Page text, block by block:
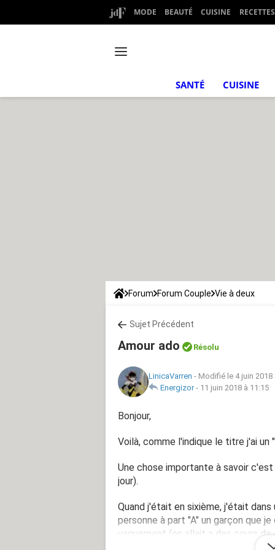
MODE BEAUTÉ CUISINE RECETTES
SANTÉ CUISINE
Forum Forum Couple Vie à deux
Sujet Précédent
Amour ado Résolu
LinicaVarren - Modifié le 4 juin 2018
Energizor- 11 juin 2018 à 11:15
Bonjour,
Voilà, comme l'indique le titre j'ai
Une chose importante à savoir
jour).
Quand j'était en sixième, j'était
personne à part "A" un garçon que
vaguement (on allait a des cours
ami). Toute mes autre amies était